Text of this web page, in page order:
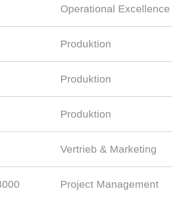
Operational Excellence
Produktion
Produktion
Produktion
Vertrieb & Marketing
Project Management